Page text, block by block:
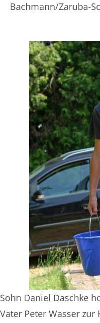
Bachmann/Zaruba-
Sohn Daniel Daschke
Vater Peter Wasser